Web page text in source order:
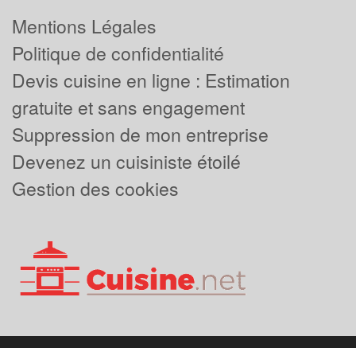
Mentions Légales
Politique de confidentialité
Devis cuisine en ligne : Estimation
gratuite et sans engagement
Suppression de mon entreprise
Devenez un cuisiniste étoilé
Gestion des cookies